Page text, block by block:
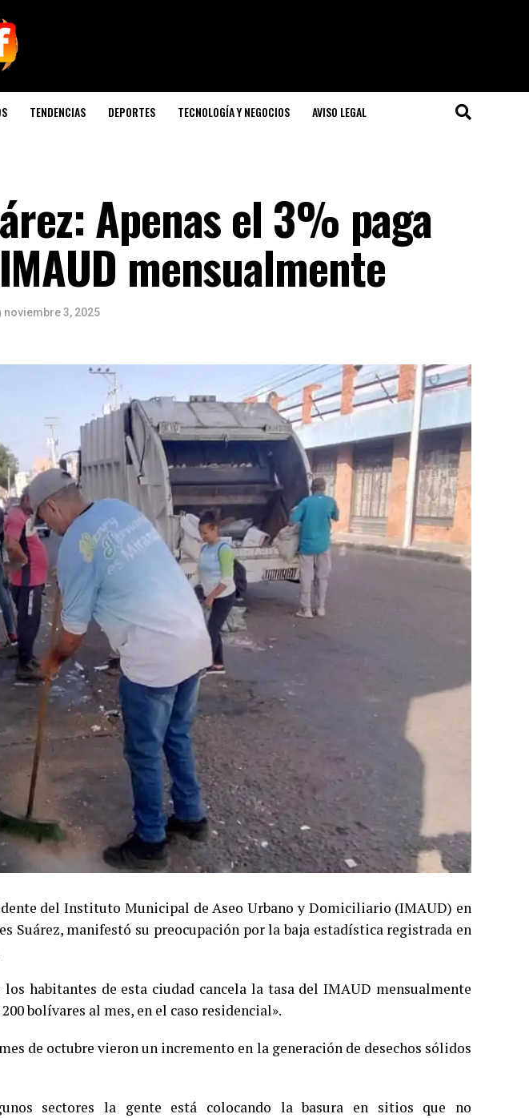
TENDENCIAS DEPORTES TECNOLOGÍA Y NEGOCIOS AVISO LEGAL
Apenas el 3% paga
mensualmente
noviembre 3, 2025
del Instituto Municipal de Aseo Urbano y Domiciliario (IMAUD) en
Suárez, manifestó su preocupación por la baja estadística registrada en
habitantes de esta ciudad cancela la tasa del IMAUD mensualmente
bolívares al mes, en el caso residencial».
de octubre vieron un incremento en la generación de desechos sólidos
sectores la gente está colocando la basura en sitios que no